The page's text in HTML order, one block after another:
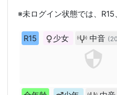
※未ログイン状態では、R15
R15 少女 中音